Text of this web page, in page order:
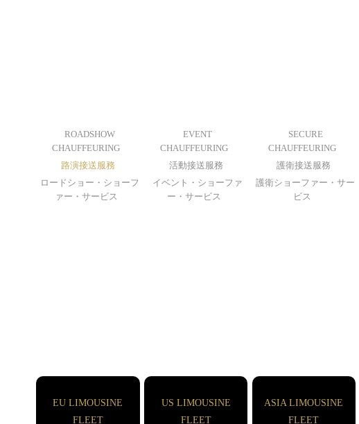
ROADSHOW
CHAUFFEURING
路演接送服務
ロードショー・ショーフ
ァー・サービス
EVENT
CHAUFFEURING
活動接送服務
イベント・ショーファ
ー・サービス
SECURE
CHAUFFEURING
護衛接送服務
護衛ショーファー・サー
ビス
EU LIMOUSINE
FLEET
US LIMOUSINE
FLEET
ASIA LIMOUSINE
FLEET